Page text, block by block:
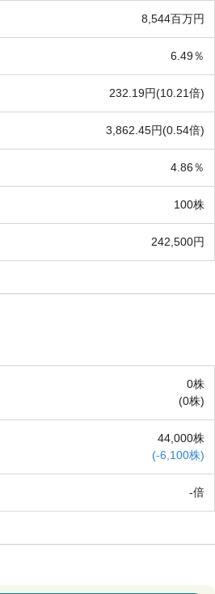
8,544百万円
6.49％
232.19円(10.21倍)
3,862.45円(0.54倍)
4.86％
100株
242,500円
0株
(0株)
44,000株
(-6,100株)
-倍